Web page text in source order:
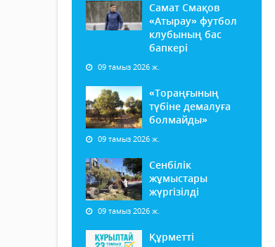
Самат Смақов
«Атырау» футбол
клубының бас
бапкері
09 тамыз 2026 ж.
«Тораңғының
түбіне демалуға
болмайды»
09 тамыз 2026 ж.
Сенбілік
жұмыстары
жүргізілді
09 тамыз 2026 ж.
Құрметті